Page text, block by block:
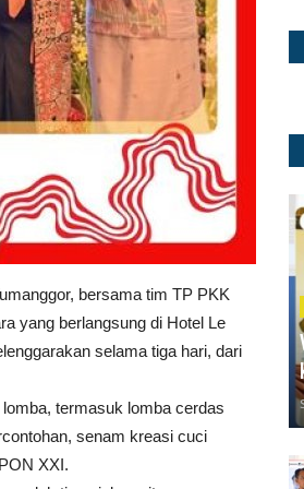
bersama tim TP PKK
yang berlangsung di Hotel Le
selama tiga hari, dari
termasuk lomba cerdas
senam kreasi cuci
XXI.